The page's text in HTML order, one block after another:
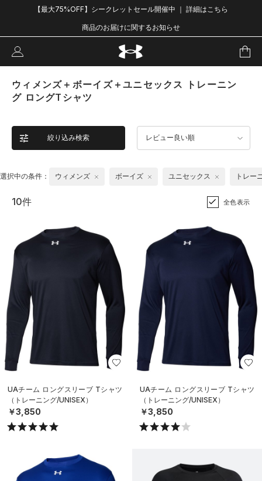
【最大75%OFF】シークレットセール開催中 ｜ 詳細はこちら
商品のお届けに関するお知らせ
ウィメンズ＋ボーイズ＋ユニセックス トレーニン
グ ロングTシャツ
絞り込み検索 レビュー良い順
選択中の条件： ウィメンズ ボーイズ ユニセックス トレー
10件 全色表示
UAチーム ロングスリーブ Tシャツ
（トレーニング/UNISEX）
￥3,850
UAチーム ロングスリーブ Tシャツ
（トレーニング/UNISEX）
￥3,850